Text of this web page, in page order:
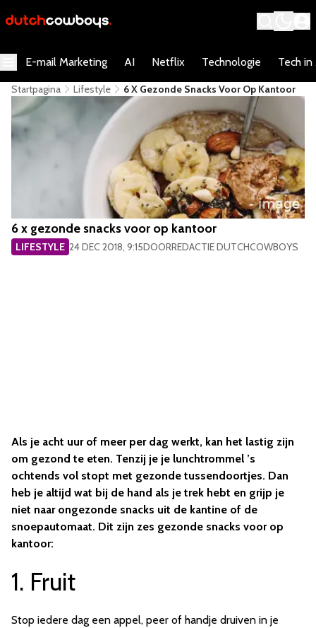
E-mail Marketing AI Netflix Technologie Tech in
Startpagina Lifestyle ​6 X Gezonde Snacks Voor Op Kantoor
​6 x gezonde snacks voor op kantoor
LIFESTYLE 24 DEC 2018, 9:15DOORREDACTIE DUTCHCOWBOYS
Als je acht uur of meer per dag werkt, kan het lastig zijn
om gezond te eten. Tenzij je je lunchtrommel ’s
ochtends vol stopt met gezonde tussendoortjes. Dan
heb je altijd wat bij de hand als je trek hebt en grijp je
niet naar ongezonde snacks uit de kantine of de
snoepautomaat. Dit zijn zes gezonde snacks voor op
kantoor:
1. Fruit
Stop iedere dag een appel, peer of handje druiven in je